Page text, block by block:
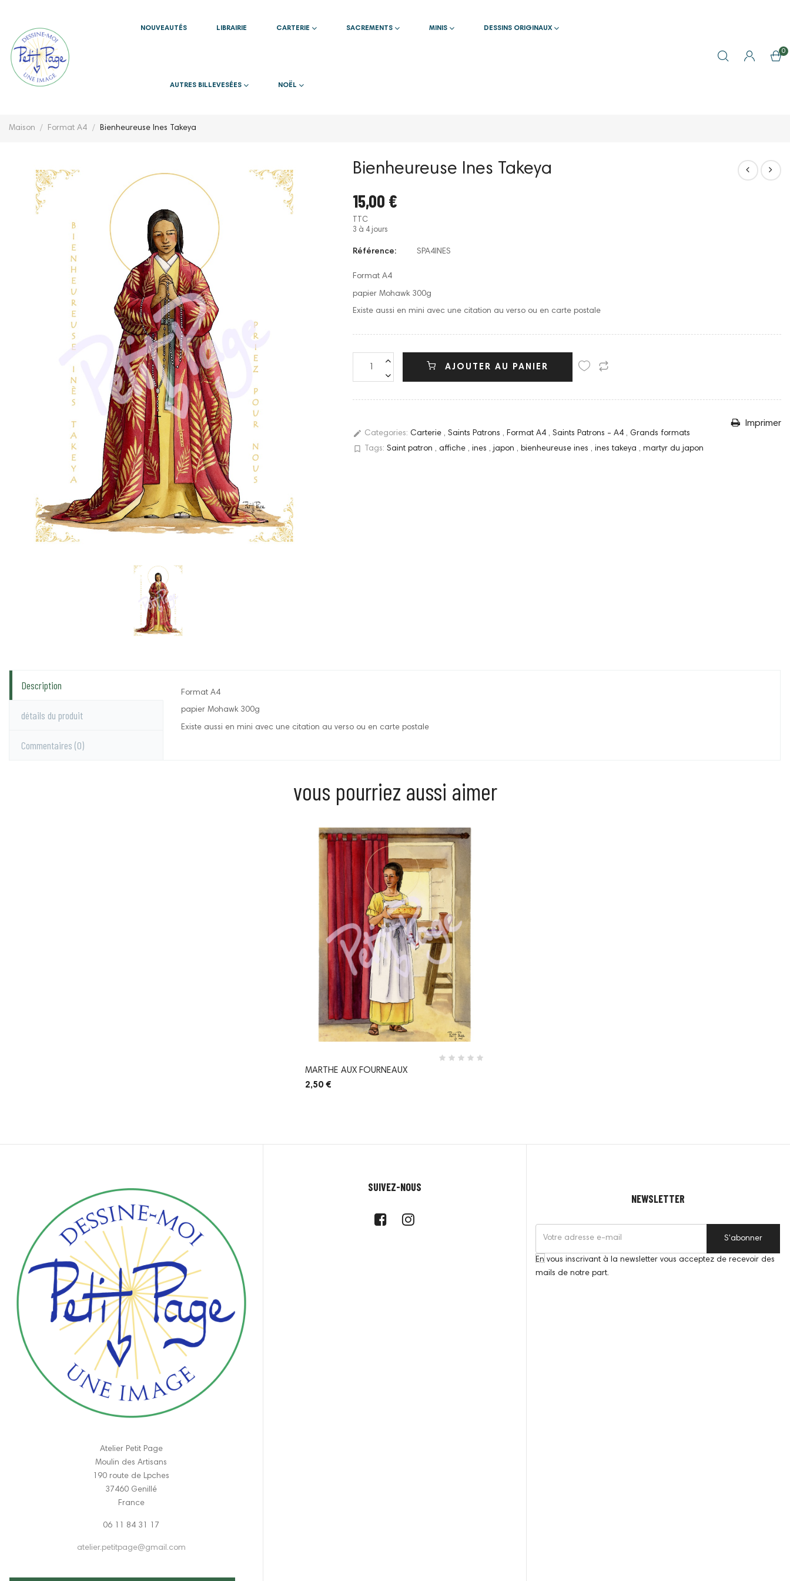
NOUVEAUTÉS LIBRAIRIE CARTERIE SACREMENTS MINIS DESSINS ORIGINAUX
AUTRES BILLEVESÉES NOËL
0
Maison Format A4 Bienheureuse Ines Takeya
Bienheureuse Ines Takeya
15,00 €
TTC
3 à 4 jours
Référence: SPA4INES
Format A4
papier Mohawk 300g
Existe aussi en mini avec une citation au verso ou en carte postale
AJOUTER AU PANIER
Imprimer
edit Categories: Carterie , Saints Patrons , Format A4 , Saints Patrons - A4 , Grands formats
bookmark_border Tags: Saint patron , affiche , ines , japon , bienheureuse ines , ines takeya , martyr du japon
Description
détails du produit
Commentaires (0)
Format A4
papier Mohawk 300g
Existe aussi en mini avec une citation au verso ou en carte postale
vous pourriez aussi aimer
Prix
MARTHE AUX FOURNEAUX
2,50 €
Atelier Petit Page
Moulin des Artisans
190 route de Lpches
37460 Genillé
France
06 11 84 31 17
atelier.petitpage@gmail.com
SUIVEZ-NOUS
NEWSLETTER
S'abonner
En vous inscrivant à la newsletter vous acceptez de recevoir des
mails de notre part.